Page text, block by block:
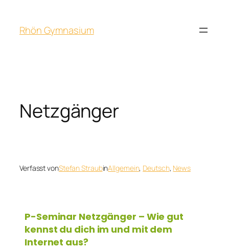
Rhön Gymnasium
Netzgänger
Verfasst vonStefan StraubinAllgemein, Deutsch, News
P-Seminar Netzgänger – Wie gut
kennst du dich im und mit dem
Internet aus?